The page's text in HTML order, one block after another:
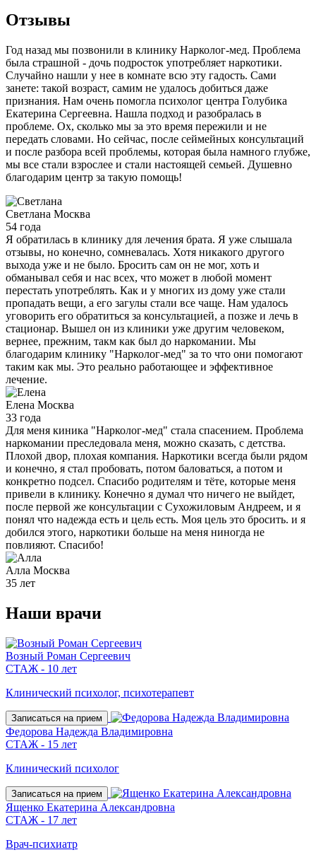
Отзывы
Год назад мы позвонили в клинику Нарколог-мед. Проблема
была страшной - дочь подросток употребляет наркотики.
Случайно нашли у нее в комнате всю эту гадость. Сами
занете: такой возраст, самим не удалось добиться даже
признания. Нам очень помогла психолог центра Голубика
Екатерина Сергеевна. Нашла подход и разобралась в
проблеме. Ох, сколько мы за это время пережили и не
передать словами. Но сейчас, после сеймейных консультаций
и после разбора всей проблемы, которая была намного глубже,
мы все стали взрослее и стали настоящей семьей. Душевно
благодарим центр за такую помощь!
Светлана Москва
54 года
Я обратилась в клинику для лечения брата. Я уже слышала
отзывы, но конечно, сомневалась. Хотя никакого другого
выхода уже и не было. Бросить сам он не мог, хоть и
обманывал себя и нас всех, что может в любой момент
перестать употреблять. Как и у многих из дому уже стали
пропадать вещи, а его загулы стали все чаще. Нам удалось
уговорить его обратиться за консультацией, а позже и лечь в
стационар. Вышел он из клиники уже другим человеком,
вернее, прежним, такм как был до наркомании. Мы
благодарим клинику "Нарколог-мед" за то что они помогают
таким как мы. Это реально работающее и эффективное
лечение.
Елена Москва
33 года
Для меня киника "Нарколог-мед" стала спасением. Проблема
наркомании преследовала меня, можно сказать, с детства.
Плохой двор, плохая компания. Наркотики всегда были рядом
и конечно, я стал пробовать, потом баловаться, а потом и
конкретно подсел. Спасибо родителям и тёте, которые меня
привели в клинику. Конечно я думал что ничего не выйдет,
после первой же консультации с Сухожиловым Андреем, и я
понял что надежда есть и цель есть. Моя цель это бросить. и я
добился этого, наркотики больше на меня ниногда не
повлияют. Спасибо!
Алла Москва
35 лет
Наши врачи
Возный Роман Сергеевич
СТАЖ - 10 лет
Клинический психолог, психотерапевт
Записаться на прием
Федорова Надежда Владимировна
СТАЖ - 15 лет
Клинический психолог
Записаться на прием
Ященко Екатерина Александровна
СТАЖ - 17 лет
Врач-психиатр